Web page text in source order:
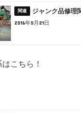
ジャンク品修理
2016年5月21日
こちら！